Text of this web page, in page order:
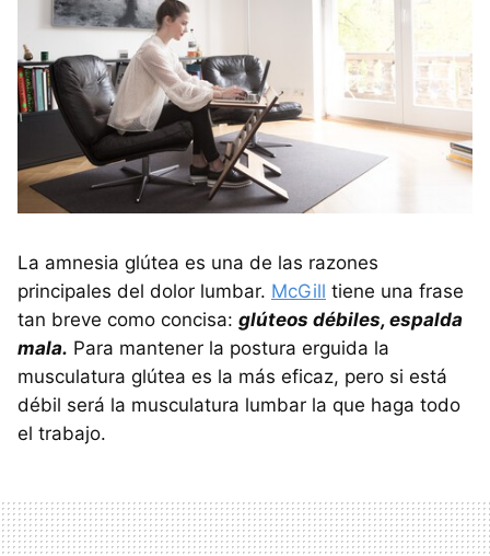
La amnesia glútea es una de las razones
principales del dolor lumbar. McGill tiene una frase
tan breve como concisa: glúteos débiles, espalda
mala. Para mantener la postura erguida la
musculatura glútea es la más eficaz, pero si está
débil será la musculatura lumbar la que haga todo
el trabajo.